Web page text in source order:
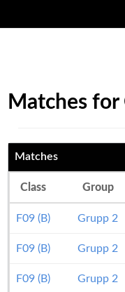
Matches for
Matches
Class Group
F09 (B) Grupp 2
F09 (B) Grupp 2
F09 (B) Grupp 2